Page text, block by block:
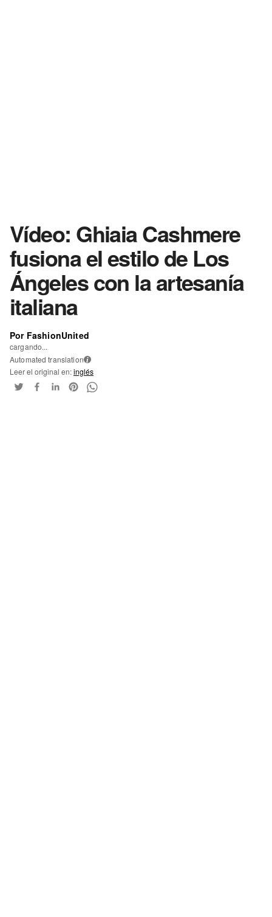
Vídeo: Ghiaia Cashmere
fusiona el estilo de Los
Ángeles con la artesanía
italiana
Por FashionUnited
cargando...
Automated translation i
Leer el original en:inglés